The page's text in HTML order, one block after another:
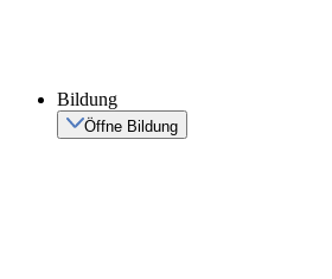
Bildung
Öffne Bildung